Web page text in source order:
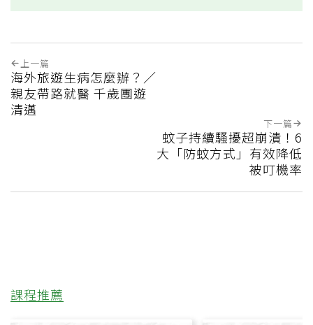
上一篇
海外旅遊生病怎麼辦？／
親友帶路就醫 千歲團遊
清邁
下一篇
蚊子持續騷擾超崩潰！6
大「防蚊方式」有效降低
被叮機率
課程推薦